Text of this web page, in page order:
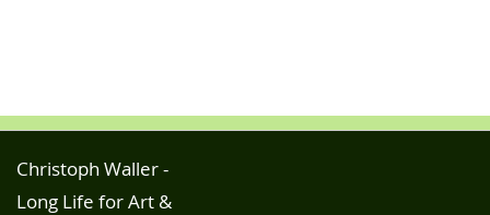
Christoph Waller -
Long Life for Art &